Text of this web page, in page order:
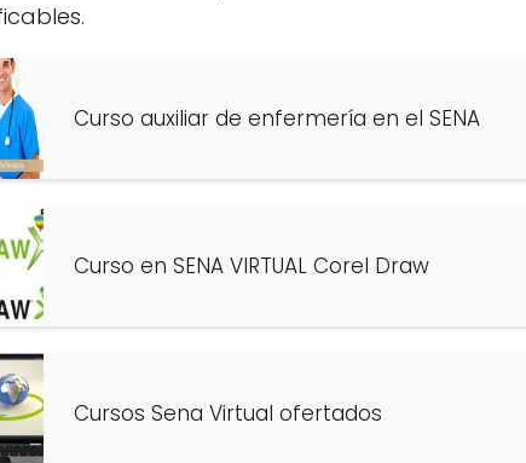
Curso auxiliar de enfermería en el SENA
Curso en SENA VIRTUAL Corel Draw
Cursos Sena Virtual ofertados